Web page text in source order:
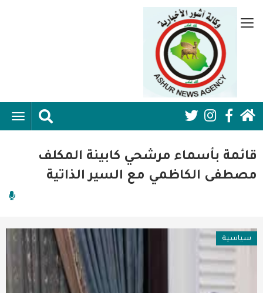
إلى
Social
Media:
Header
قائمة بأسماء مرشحي كابينة المكلف
مصطفى الكاظمي مع السير الذاتية
سياسية
قائمة
جانبية
الرئيسية
اقتصاد واعمال
رياضة
فن وثقافة
عربية ودولية